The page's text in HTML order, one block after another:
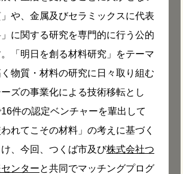
や、金属及びセラミックスに代表
に関する研究を専門的に行う公的
「明日を創る材料研究」をテーマ
物質・材料の研究に日々取り組む
ズの事業化による技術移転とし
件の認定ベンチャーを輩出して
れてこその材料」の考えに基づく
、今回、つくば市及び株式会社つ
ンターと共同でマッチングプログ